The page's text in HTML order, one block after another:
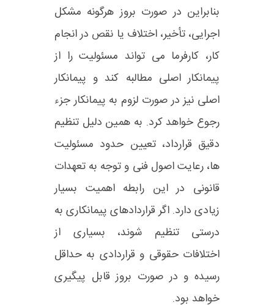
بنابراین در صورت بروز هرگونه مشکل
اجرایی، تأخیر، اختلاف یا نقص در انجام
کار، کارفرما می‌ تواند مسئولیت را از
پیمانکار اصلی مطالبه کند و پیمانکار
اصلی نیز در صورت لزوم به پیمانکار جزء
رجوع خواهد کرد. به همین دلیل تنظیم
دقیق قرارداد، تعیین حدود مسئولیت‌
ها، رعایت اصول فنی و توجه به تعهدات
قانونی در این رابطه اهمیت بسیار
زیادی دارد. اگر قراردادهای پیمانکاری به
درستی تنظیم شوند، بسیاری از
اختلافات حقوقی و قراردادی به حداقل
رسیده و در صورت بروز قابل پیگیری
خواهد بود.